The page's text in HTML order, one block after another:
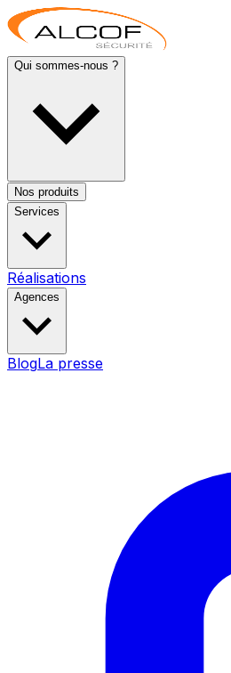
Qui sommes-nous ?
Nos produits
Services
Réalisations
Agences
BlogLa presse